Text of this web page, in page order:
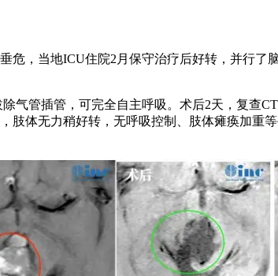
危，当地ICU住院2月保守治疗后好转，并行
管插管，可完全自主呼吸。术后2天，复查
体无力稍好转，无呼吸控制、肢体瘫痪加重